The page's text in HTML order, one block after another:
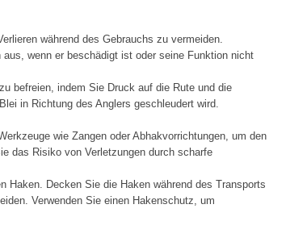
während des Gebrauchs zu vermeiden.
wenn er beschädigt ist oder seine Funktion nicht
befreien, indem Sie Druck auf die Rute und die
in Richtung des Anglers geschleudert wird.
wie Zangen oder Abhakvorrichtungen, um den
das Risiko von Verletzungen durch scharfe
Decken Sie die Haken während des Transports
Verwenden Sie einen Hakenschutz, um